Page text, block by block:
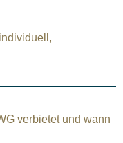
verbietet und wann